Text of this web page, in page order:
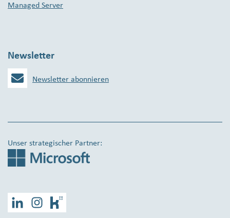
Managed Server
Newsletter
Newsletter abonnieren
Unser strategischer Partner:
LinkedInInstagramKununu